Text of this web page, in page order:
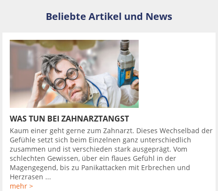
Beliebte Artikel und News
WAS TUN BEI ZAHNARZTANGST
Kaum einer geht gerne zum Zahnarzt. Dieses Wechselbad der
Gefühle setzt sich beim Einzelnen ganz unterschiedlich
zusammen und ist verschieden stark ausgeprägt. Vom
schlechten Gewissen, über ein flaues Gefühl in der
Magengegend, bis zu Panikattacken mit Erbrechen und
Herzrasen ...
mehr >